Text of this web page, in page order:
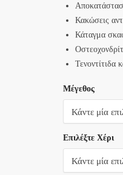
Κακώσεις
Κάταγμα
Τενοντίτιδα
Μέγεθος
Επιλέξτε Χέρι